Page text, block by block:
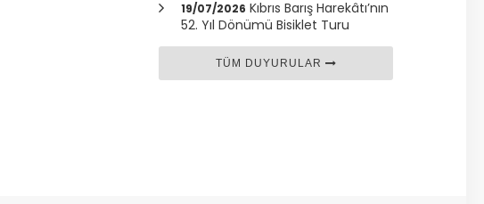
19/07/2026 Kıbrıs Barış Harekâtı’nın
52. Yıl Dönümü Bisiklet Turu
TÜM DUYURULAR